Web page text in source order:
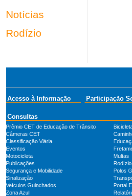
Notícias
Rodízio
Acesso à Informação Participação
Consultas
Prêmio CET de Educação de Trânsito
Câmeras CET
Classificação Viária
Eventos
Motocicleta
Multas
Publicações
Segurança e Mobilidade
Polos
Sinalização
Veículos Guinchados
Portal
Zona Azul